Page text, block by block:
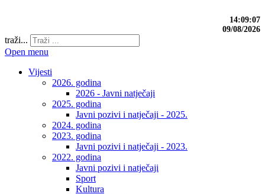
14:09:08
09/08/2026
traži...
Open menu
Vijesti
2026. godina
2026 - Javni natječaji
2025. godina
Javni pozivi i natječaji - 2025.
2024. godina
2023. godina
Javni pozivi i natječaji - 2023.
2022. godina
Javni pozivi i natječaji
Sport
Kultura